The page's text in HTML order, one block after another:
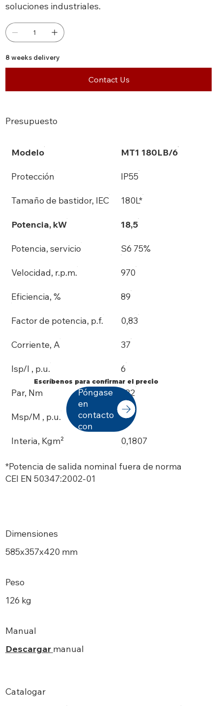
soluciones industriales.
8 weeks delivery
Contact Us
Presupuesto
Modelo MT1 180LB/6
Protección IP55
Tamaño de bastidor, IEC 180L*
Potencia, kW 18,5
Potencia, servicio S6 75%
Velocidad, r.p.m. 970
Eficiencia, % 89
Factor de potencia, p.f. 0,83
Corriente, A 37
Isp/I , p.u. 6
Par, Nm 182
Msp/M , p.u. 2,3
Interia, Kgm² 0,1807
*Potencia de salida nominal fuera de norma
CEI EN 50347:2002-01
Dimensiones
585х357x420 mm
Peso
126 kg
Manual
Descargar manual
Catalogar
Escríbenos para confirmar el precio
Póngase
en
contacto
con